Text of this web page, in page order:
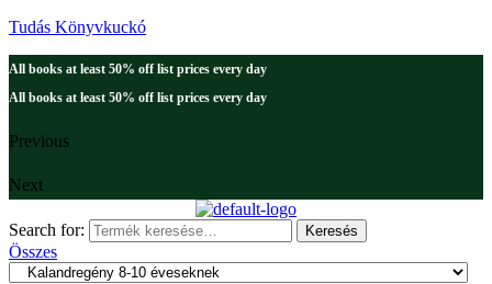
Tudás Könyvkuckó
All books at least 50% off list prices every day
All books at least 50% off list prices every day
Previous
Next
Search for: Keresés
Összes